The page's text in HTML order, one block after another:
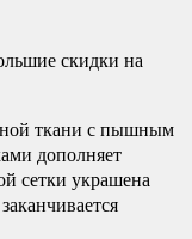
скидки на
ткани с пышным
дополняет
сетки украшена